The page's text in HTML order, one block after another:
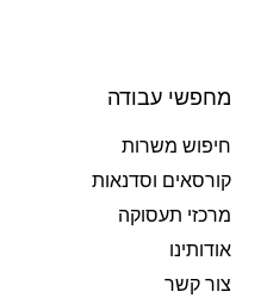
מחפשי עבודה
חיפוש משרות
קורסאים וסדנאות
מרכזי תעסוקה
אודותינו
צור קשר